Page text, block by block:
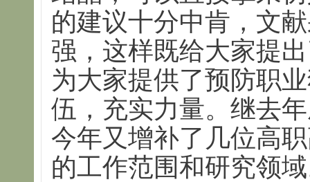
的建议十分中肯，文
强，这样既给大家提
为大家提供了预防职
伍，充实力量。继去
今年又增补了几位高
的工作范围和研究领